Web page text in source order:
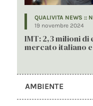
QUALIVITA NEWS ::
19 novembre 2024
IMT: 2,3 milioni
mercato italiano e
AMBIENTE